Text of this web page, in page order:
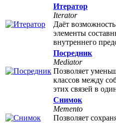
Итератор
Iterator
Даёт
элементы
внутреннего
Посредник
Mediator
Позволяет
классов между
этих связей в
Снимок
Memento
Позволяет